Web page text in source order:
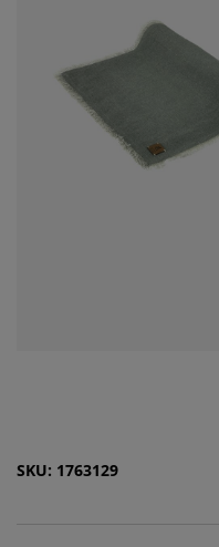
SKU: 1763129